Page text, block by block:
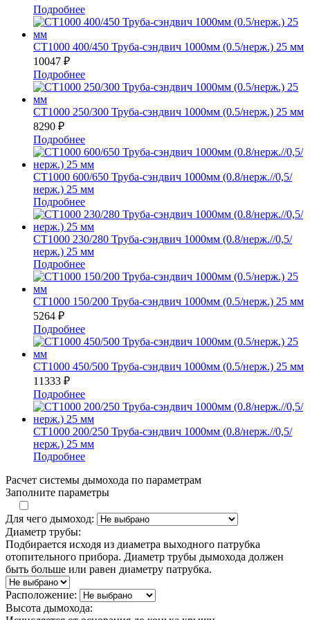
Подробнее
СТ1000 400/450 Труба-сэндвич 1000мм (0.5/нерж.) 25 мм
10047 ₽
Подробнее
СТ1000 250/300 Труба-сэндвич 1000мм (0.5/нерж.) 25 мм
8290 ₽
Подробнее
СТ1000 600/650 Труба-сэндвич 1000мм (0.8/нерж.//0,5/
нерж.) 25 мм
Подробнее
СТ1000 230/280 Труба-сэндвич 1000мм (0.8/нерж.//0,5/
нерж.) 25 мм
Подробнее
СТ1000 150/200 Труба-сэндвич 1000мм (0.5/нерж.) 25 мм
5264 ₽
Подробнее
СТ1000 450/500 Труба-сэндвич 1000мм (0.5/нерж.) 25 мм
11333 ₽
Подробнее
СТ1000 200/250 Труба-сэндвич 1000мм (0.8/нерж.//0,5/
нерж.) 25 мм
Подробнее
Расчет системы дымохода по параметрам
Заполните параметры
Для чего дымоход:
Диаметр трубы:
Подбирается исходя из диаметра выходного патрубка
отопительного прибора. Диаметр трубы дымохода должен
быть больше или равен диаметру патрубка.
Расположение:
Высота дымохода: